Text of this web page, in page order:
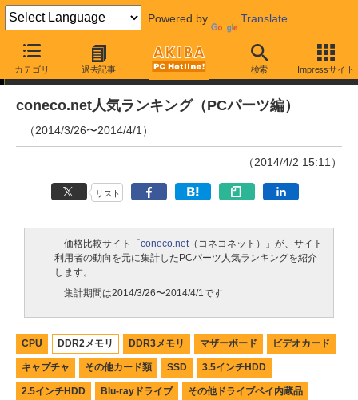
Powered by Translate
カテゴリ 過去記事 検索 Impressサイト
ランキング
coneco.net人気ランキング（PCパーツ編）
（2014/3/26〜2014/4/1）
（2014/4/2 15:11）
リスト
価格比較サイト「 coneco.net（コネコネット）」が、サイト
利用者の動向を元に集計したPCパーツ人気ランキングを紹介
します。
集計期間は2014/3/26〜2014/4/1です
CPU DDR2メモリ DDR3メモリ マザーボード ビデオカード
キャプチャ その他カード類 SSD 3.5インチHDD
2.5インチHDD Blu-rayドライブ その他ドライブベイ内蔵品